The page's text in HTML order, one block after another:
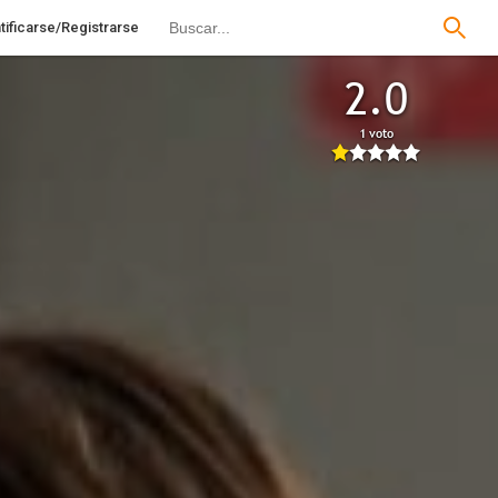
Registrarse
2.0
1 voto